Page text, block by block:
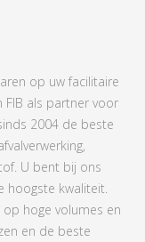
op uw facilitaire
als partner voor
2004 de beste
U bent bij ons
hoogste kwaliteit.
hoge volumes en
en de beste